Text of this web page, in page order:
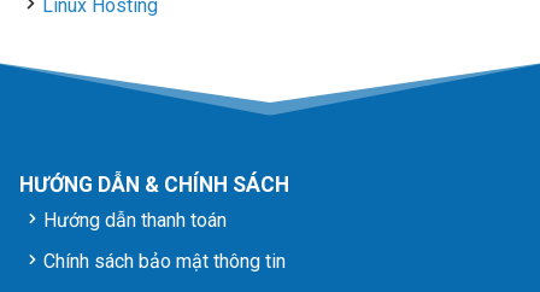
Linux Hosting
HƯỚNG DẪN & CHÍNH SÁCH
Hướng dẫn thanh toán
Chính sách bảo mật thông tin